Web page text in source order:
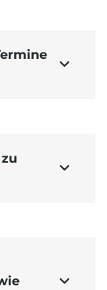


